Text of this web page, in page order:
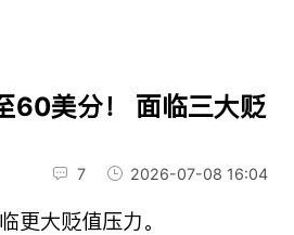
60美分！ 面临三大贬
7 2026-07-08 16:04
更大贬值压力。